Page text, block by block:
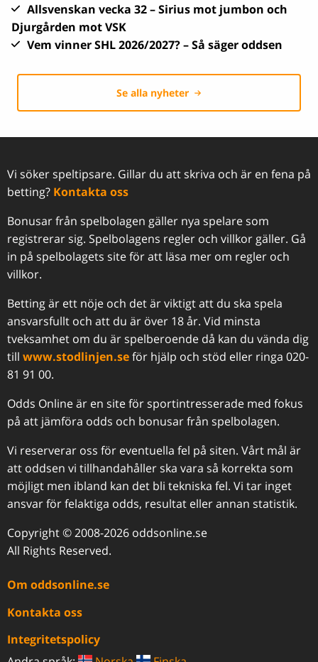
Allsvenskan vecka 32 – Sirius mot jumbon och
Djurgården mot VSK
Vem vinner SHL 2026/2027? – Så säger oddsen
Se alla nyheter
Vi söker speltipsare. Gillar du att skriva och är en fena på
betting? Kontakta oss
Bonusar från spelbolagen gäller nya spelare som
registrerar sig. Spelbolagens regler och villkor gäller. Gå
in på spelbolagets site för att läsa mer om regler och
villkor.
Betting är ett nöje och det är viktigt att du ska spela
ansvarsfullt och att du är över 18 år. Vid minsta
tveksamhet om du är spelberoende då kan du vända dig
till www.stodlinjen.seför hjälp och stöd eller ringa 020-
81 91 00.
Odds Online är en site för sportintresserade med fokus
på att jämföra odds och bonusar från spelbolagen.
Vi reserverar oss för eventuella fel på siten. Vårt mål är
att oddsen vi tillhandahåller ska vara så korrekta som
möjligt men ibland kan det bli tekniska fel. Vi tar inget
ansvar för felaktiga odds, resultat eller annan statistik.
Copyright © 2008-2026 oddsonline.se
All Rights Reserved.
Om oddsonline.se
Kontakta oss
Integritetspolicy